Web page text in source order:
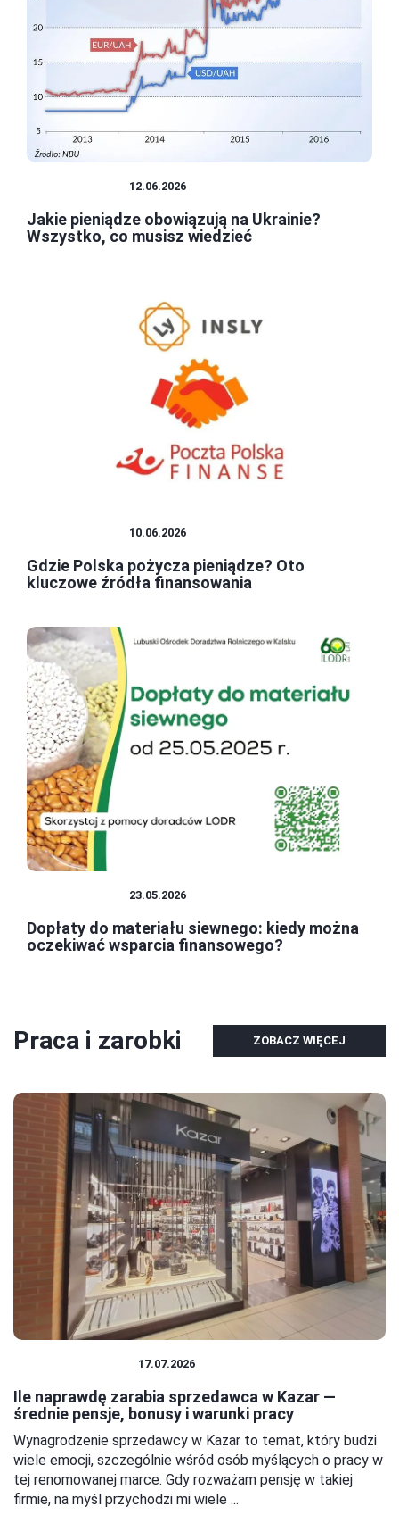
12.06.2026
Jakie pieniądze obowiązują na Ukrainie?
Wszystko, co musisz wiedzieć
10.06.2026
Gdzie Polska pożycza pieniądze? Oto
kluczowe źródła finansowania
23.05.2026
Dopłaty do materiału siewnego: kiedy można
oczekiwać wsparcia finansowego?
Praca i zarobki ZOBACZ WIĘCEJ
17.07.2026
Ile naprawdę zarabia sprzedawca w Kazar —
średnie pensje, bonusy i warunki pracy
Wynagrodzenie sprzedawcy w Kazar to temat, który budzi
wiele emocji, szczególnie wśród osób myślących o pracy w
tej renomowanej marce. Gdy rozważam pensję w takiej
firmie, na myśl przychodzi mi wiele ...